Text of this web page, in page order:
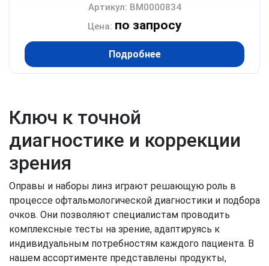
Артикул: BM0000834
Цена: по запросу
Подробнее
Ключ к точной
диагностике и коррекции
зрения
Оправы и наборы линз играют решающую роль в
процессе офтальмологической диагностики и подбора
очков. Они позволяют специалистам проводить
комплексные тесты на зрение, адаптируясь к
индивидуальным потребностям каждого пациента. В
нашем ассортименте представлены продукты,